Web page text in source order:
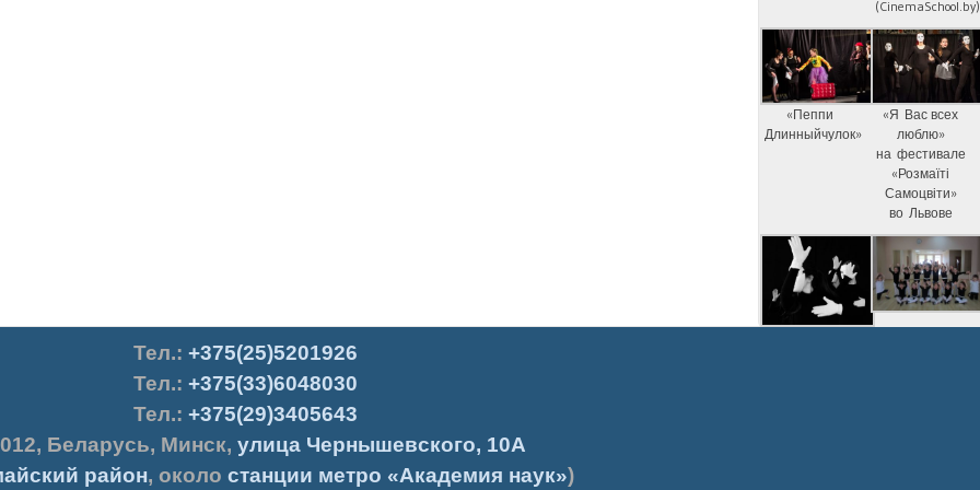
(CinemaSchool.by)
«Пеппи
Длинныйчулок»
«Я Вас всех
люблю»
на фестивале
«Розмаїті
Самоцвіти»
во Львове
Тел.: +375(25)5201926
Тел.: +375(33)6048030
Тел.: +375(29)3405643
, Беларусь, Минск, улица Чернышевского, 10А
район, около станции метро «Академия наук»)